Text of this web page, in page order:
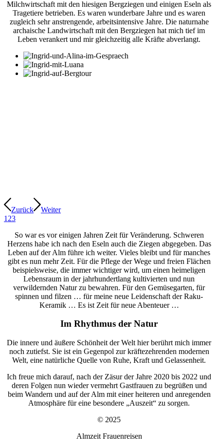
Milchwirtschaft mit den hiesigen Bergziegen und einigen Eseln als
Tragetiere betrieben. Es waren wunderbare Jahre und es waren
zugleich sehr anstrengende, arbeitsintensive Jahre. Die naturnahe
archaische Landwirtschaft mit den Bergziegen hat mich tief im
Leben verankert und mir gleichzeitig alle Kräfte abverlangt.
Zurück
Weiter
1 23
So war es vor einigen Jahren Zeit für Veränderung. Schweren
Herzens habe ich nach den Eseln auch die Ziegen abgegeben. Das
Leben auf der Alm führe ich weiter. Vieles bleibt und für manches
gibt es nun mehr Zeit. Für die Pflege der Wege und freien Flächen
beispielsweise, die immer wichtiger wird, um einen heimeligen
Lebensraum in der jahrhundertlang kultivierten und nun
verwildernden Natur zu bewahren. Für den Gemüsegarten, für
spinnen und filzen … für meine neue Leidenschaft der Raku-
Keramik … Es ist Zeit für neue Abenteuer …
Im Rhythmus der Natur
Die innere und äußere Schönheit der Welt hier berührt mich immer
noch zutiefst. Sie ist ein Gegenpol zur kräftezehrenden modernen
Welt, eine natürliche Quelle von Ruhe, Kraft und Gelassenheit.
Ich freue mich darauf, nach der Zäsur der Jahre 2020 bis 2022 und
deren Folgen nun wieder vermehrt Gastfrauen zu begrüßen und
beim Wandern und auf der Alm mit einer heiteren und anregenden
Atmosphäre für eine besondere „Auszeit“ zu sorgen.
© 2025
Almzeit Frauenreisen